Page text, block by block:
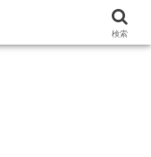
検索